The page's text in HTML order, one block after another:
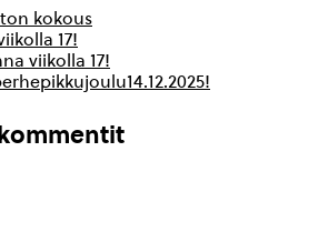
kokous
17!
viikolla 17!